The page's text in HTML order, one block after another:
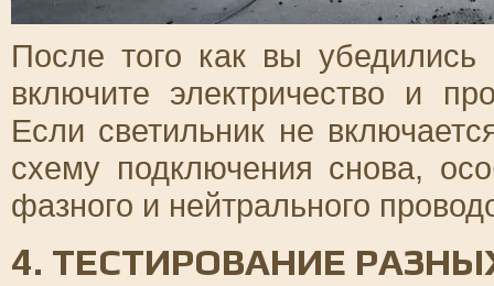
После того как вы убедились
включите электричество и
Если светильник не
схему подключения снова,
фазного и нейтрального
4. ТЕСТИРОВАНИЕ